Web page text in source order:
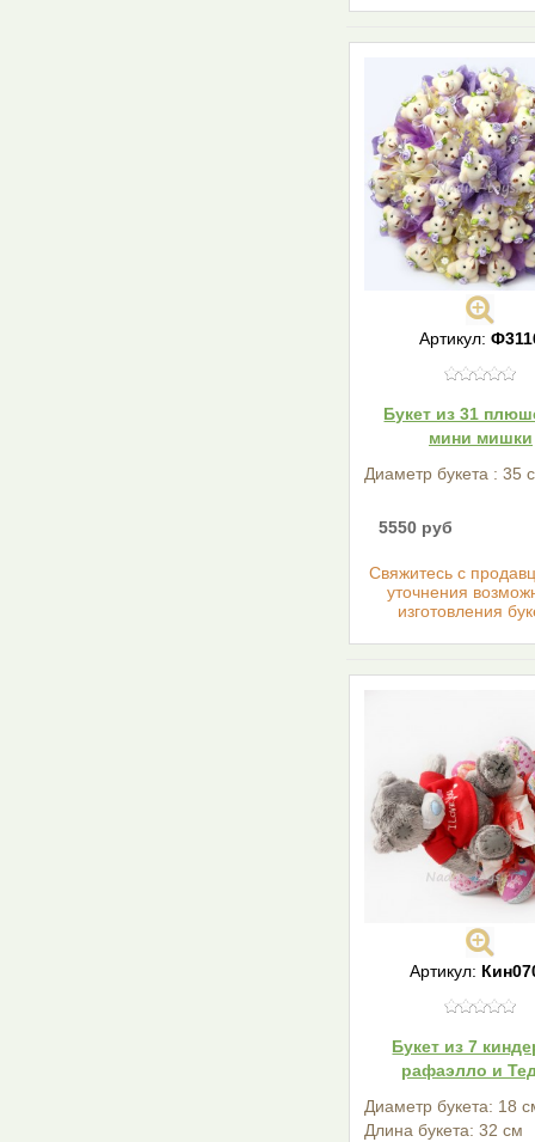
Артикул:
Букет из 31
мини мишки
Диаметр букета : 35
5550 руб
Cвяжитесь с
уточнения
изготовления
Артикул:
Букет из 7
рафаэлло и
Диаметр букета: 18
Длина букета: 32 см